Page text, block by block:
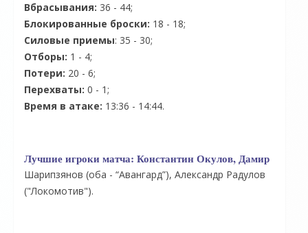
Вбрасывания: 36 - 44;
Блокированные броски: 18 - 18;
Силовые приемы: 35 - 30;
Отборы: 1 - 4;
Потери: 20 - 6;
Перехваты: 0 - 1;
Время в атаке: 13:36 - 14:44.
Лучшие игроки матча: Константин Окулов, Дамир
Шарипзянов (оба - “Авангард”), Александр Радулов
("Локомотив").